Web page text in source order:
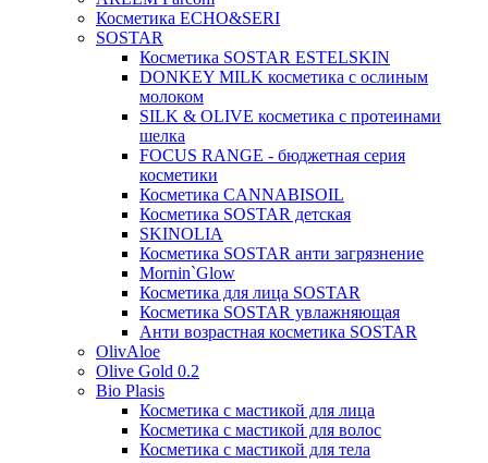
Косметика ECHO&SERI
SOSTAR
Косметика SOSTAR ESTELSKIN
DONKEY MILK косметика с ослиным
молоком
SILK & OLIVE косметика с протеинами
шелка
FOCUS RANGE - бюджетная серия
косметики
Косметика CANNABISOIL
Косметика SOSTAR детская
SKINOLIA
Косметика SOSTAR анти загрязнение
Mornin`Glow
Косметика для лица SOSTAR
Косметика SOSTAR увлажняющая
Анти возрастная косметика SOSTAR
OlivAloe
Olive Gold 0.2
Bio Plasis
Косметика с мастикой для лица
Косметика с мастикой для волос
Косметика с мастикой для тела